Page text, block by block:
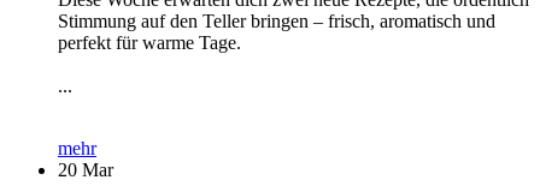
Stimmung auf den Teller bringen – frisch, aromatisch und
perfekt für warme Tage.
...
mehr
20 Mar